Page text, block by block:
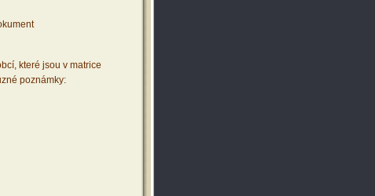
které jsou v matrice
poznámky: